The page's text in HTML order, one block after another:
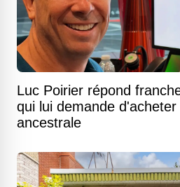
Luc Poirier répond
qui lui demande
ancestrale